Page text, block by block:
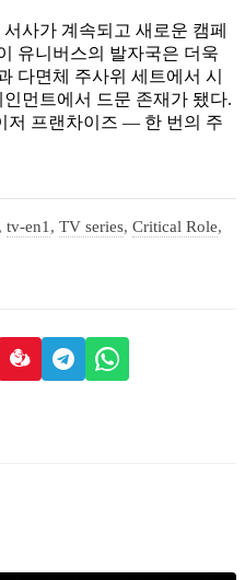
사가 계속되고 새로운 캠페
유니버스의 발자국은 더욱
다면체 주사위 세트에서 시
먼트에서 드문 존재가 됐다.
저 프랜차이즈 — 한 번의 주
,tv-en1,TV series,Critical Role,